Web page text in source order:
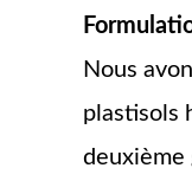
Nous
plastisols
deuxième